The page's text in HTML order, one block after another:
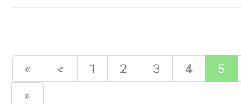
« < 1 2 3 4 5
»